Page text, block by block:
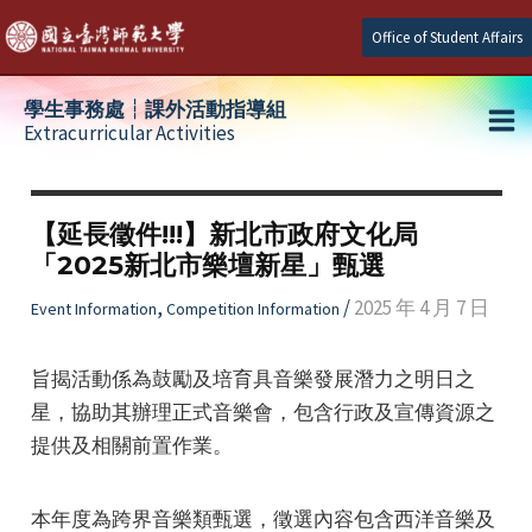
Skip
to
content
Office of Student Affairs
學生事務處┆課外活動指導組
Extracurricular Activities
【延長徵件!!!】新北市政府文化局
「2025新北市樂壇新星」甄選
Event Information, Competition Information /2025 年 4 月 7 日
旨揭活動係為鼓勵及培育具音樂發展潛力之明日之
星，協助其辦理正式音樂會，包含行政及宣傳資源之
提供及相關前置作業。
本年度為跨界音樂類甄選，徵選內容包含西洋音樂及